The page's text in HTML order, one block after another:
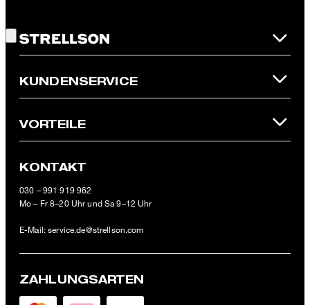
widerrufen.
* Pflichtfeld
**Der 10 € Gutschein ist einmalig ab einem Mindestbestellwert von
100 € (Wert nach Abzug von Retouren/Warenrückgaben) im
KUNDENSERVICE
VORTEILE
KONTAKT
030 – 991 919 962
Mo – Fr 8–20 Uhr und Sa 9–12 Uhr
E-Mail:service.de@strellson.com
ZAHLUNGSARTEN